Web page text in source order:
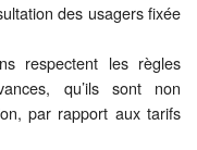
des usagers fixée
respectent les règles
qu’ils sont non
par rapport aux tarifs